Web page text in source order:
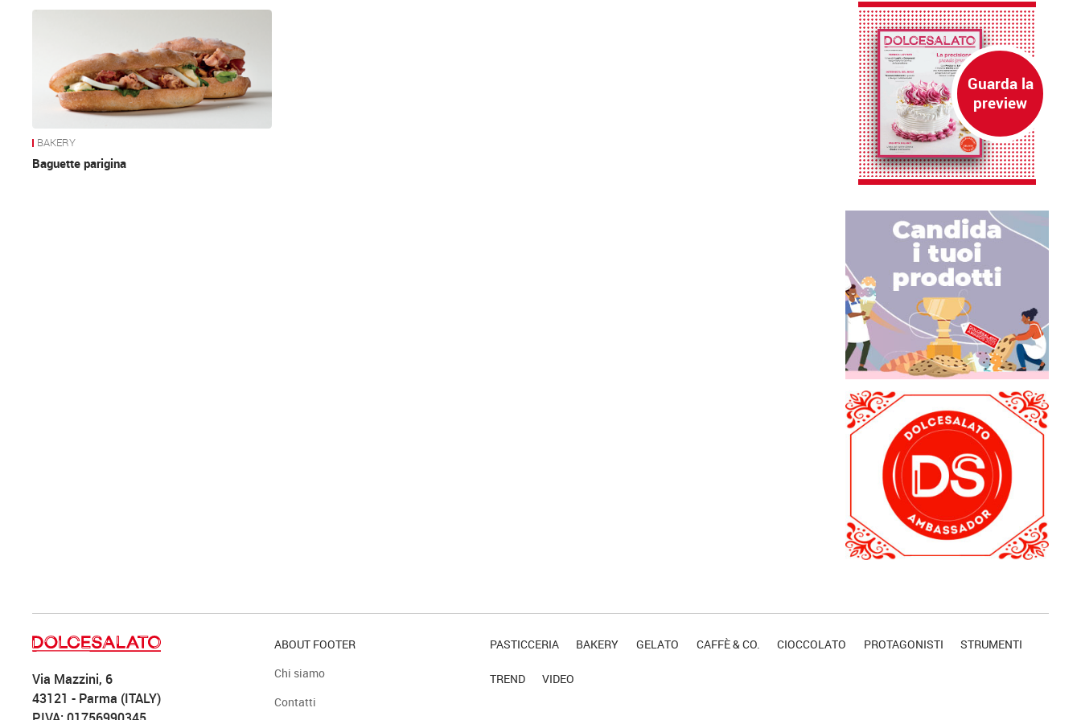
News
BAKERY
Baguette parigina
Via Mazzini, 6
43121 - Parma (ITALY)
ABOUT FOOTER
Chi siamo
Contatti
PASTICCERIA BAKERY GELATO CAFFÈ & CO. CIOCCOLATO PROTAGONISTI STRUMENTI
TREND VIDEO